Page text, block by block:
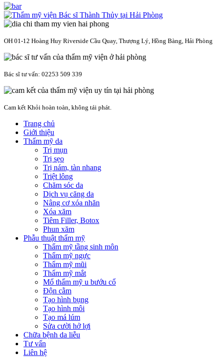
OH 01-12 Hoàng Huy Riverside Cầu Quay, Thượng Lý, Hồng Bàng, Hải Phòng
Bác sĩ tư vấn: 02253 509 339
Cam kết Khỏi hoàn toàn, không tái phát.
Trang chủ
Giới thiệu
Thẩm mỹ da
Trị mụn
Trị sẹo
Trị nám, tàn nhang
Triệt lông
Chăm sóc da
Dịch vụ căng da
Nâng cơ xóa nhăn
Xóa xăm
Tiêm Filler, Botox
Phun xăm
Phẫu thuật thẩm mỹ
Thẩm mỹ tầng sinh môn
Thẩm mỹ ngực
Thẩm mỹ mũi
Thẩm mỹ mắt
Mổ thẩm mỹ u bướu cổ
Độn cằm
Tạo hình bụng
Tạo hình môi
Tạo má lúm
Sửa cười hở lợi
Chữa bệnh da liễu
Tư vấn
Liên hệ